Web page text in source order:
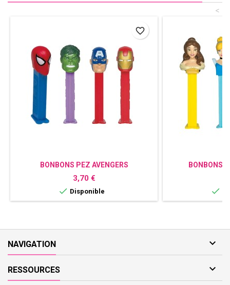
<
BONBONS PEZ AVENGERS
Prix
3,70 €
 Disponible
favorite_border
BONBONS

NAVIGATION 
RESSOURCES 